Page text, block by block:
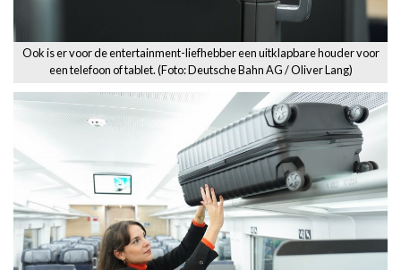
Ook is er voor de entertainment-liefhebber een uitklapbare houder voor
een telefoon of tablet. (Foto: Deutsche Bahn AG / Oliver Lang)